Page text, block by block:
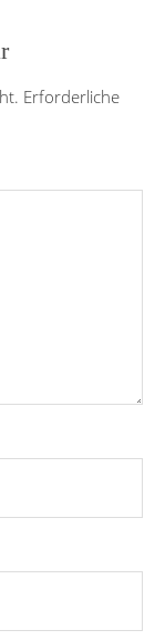
Erforderliche